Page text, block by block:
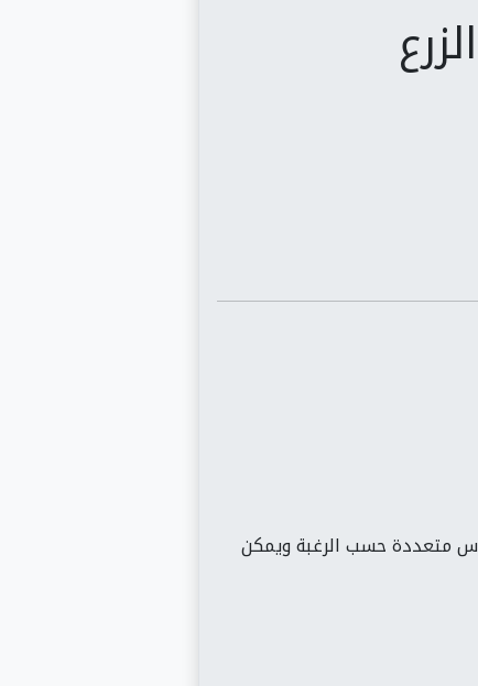
متعددة حسب الرغبة ويمكن